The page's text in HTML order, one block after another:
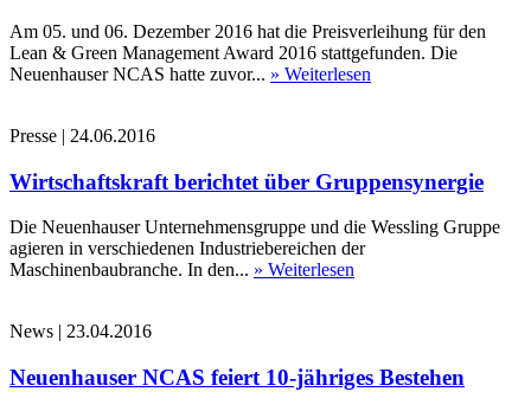
Am 05. und 06. Dezember 2016 hat die Preisverleihung für den
Lean & Green Management Award 2016 stattgefunden. Die
Neuenhauser NCAS hatte zuvor... » Weiterlesen
Presse | 24.06.2016
Wirtschaftskraft berichtet über Gruppensynergie
Die Neuenhauser Unternehmensgruppe und die Wessling Gruppe
agieren in verschiedenen Industriebereichen der
Maschinenbaubranche. In den... » Weiterlesen
News 23.04.2016
Neuenhauser NCAS feiert 10-jähriges Bestehen